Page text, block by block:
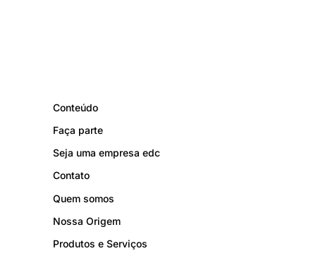
Conteúdo
Faça parte
Seja uma empresa edc
Contato
Quem somos
Nossa Origem
Produtos e Serviços